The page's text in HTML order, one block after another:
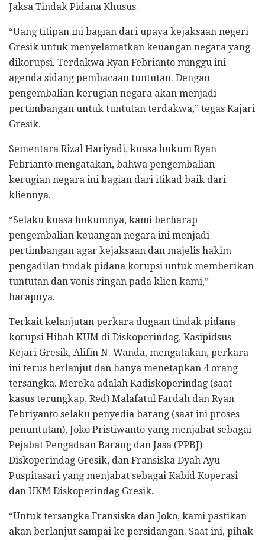
Jaksa Tindak Pidana Khusus.
“Uang titipan ini bagian dari upaya kejaksaan negeri
Gresik untuk menyelamatkan keuangan negara yang
dikorupsi. Terdakwa Ryan Febrianto minggu ini
agenda sidang pembacaan tuntutan. Dengan
pengembalian kerugian negara akan menjadi
pertimbangan untuk tuntutan terdakwa,” tegas Kajari
Gresik.
Sementara Rizal Hariyadi, kuasa hukum Ryan
Febrianto mengatakan, bahwa pengembalian
kerugian negara ini bagian dari itikad baik dari
kliennya.
“Selaku kuasa hukumnya, kami berharap
pengembalian keuangan negara ini menjadi
pertimbangan agar kejaksaan dan majelis hakim
pengadilan tindak pidana korupsi untuk memberikan
tuntutan dan vonis ringan pada klien kami,”
harapnya.
Terkait kelanjutan perkara dugaan tindak pidana
korupsi Hibah KUM di Diskoperindag, Kasipidsus
Kejari Gresik, Alifin N. Wanda, mengatakan, perkara
ini terus berlanjut dan hanya menetapkan 4 orang
tersangka. Mereka adalah Kadiskoperindag (saat
kasus terungkap, Red) Malafatul Fardah dan Ryan
Febriyanto selaku penyedia barang (saat ini proses
penuntutan), Joko Pristiwanto yang menjabat sebagai
Pejabat Pengadaan Barang dan Jasa (PPBJ)
Diskoperindag Gresik, dan Fransiska Dyah Ayu
Puspitasari yang menjabat sebagai Kabid Koperasi
dan UKM Diskoperindag Gresik.
“Untuk tersangka Fransiska dan Joko, kami pastikan
akan berlanjut sampai ke persidangan. Saat ini, pihak